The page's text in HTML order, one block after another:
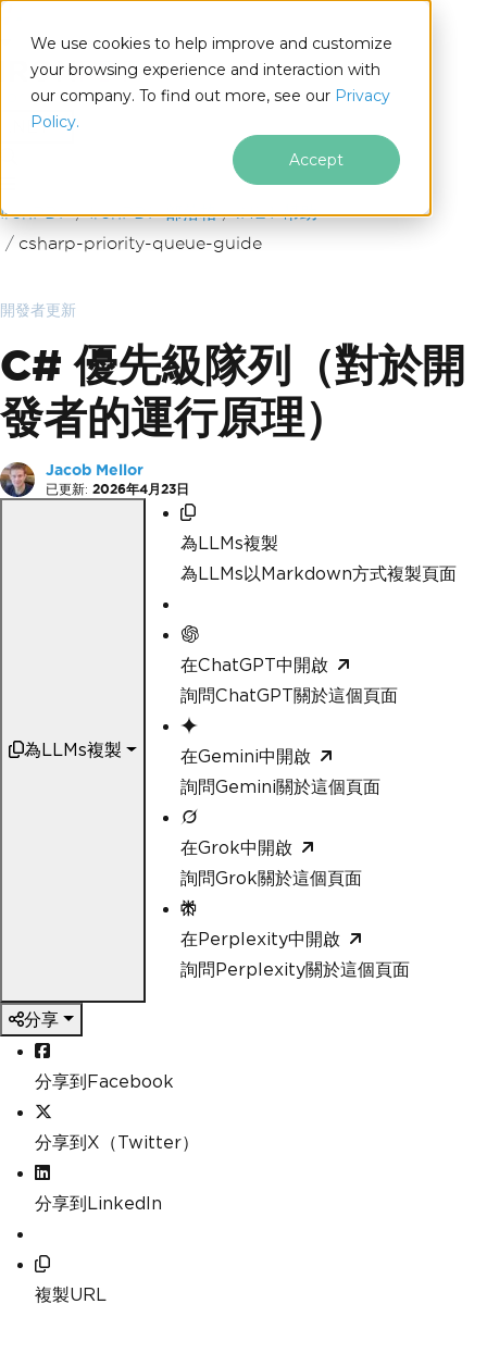
We use cookies to help improve and customize
your browsing experience and interaction with
our company. To find out more, see our Privacy
Policy.
Accept
.NET
跳至頁尾內容
IronPDF IronPDF 部落格
.NET 幫助
csharp-priority-queue-guide
開發者更新
C# 優先級隊列（對於開
發者的運行原理）
Jacob Mellor
已更新: 2026年4月23日
為LLMs複製
為LLMs複製
為LLMs以Markdown方式複製頁面
在ChatGPT中開啟
詢問ChatGPT關於這個頁面
在Gemini中開啟
詢問Gemini關於這個頁面
在Grok中開啟
詢問Grok關於這個頁面
在Perplexity中開啟
詢問Perplexity關於這個頁面
分享
分享到Facebook
分享到X（Twitter）
分享到LinkedIn
複製URL